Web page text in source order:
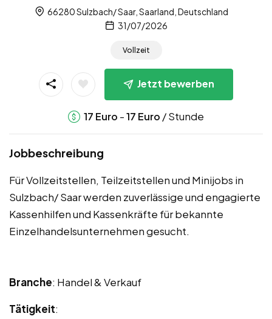
66280 Sulzbach/ Saar, Saarland, Deutschland
31/07/2026
Vollzeit
Jetzt bewerben
17 Euro -17 Euro / Stunde
Jobbeschreibung
Für Vollzeitstellen, Teilzeitstellen und Minijobs in
Sulzbach/ Saar werden zuverlässige und engagierte
Kassenhilfen und Kassenkräfte für bekannte
Einzelhandelsunternehmen gesucht.
Branche: Handel & Verkauf
Tätigkeit: